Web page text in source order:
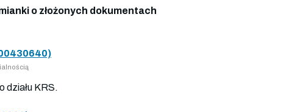
o złożonych dokumentach
działu KRS.